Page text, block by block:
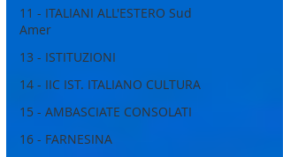
11 - ITALIANI ALL'ESTERO Sud
Amer
13 - ISTITUZIONI
14 - IIC IST. ITALIANO CULTURA
15 - AMBASCIATE CONSOLATI
16 - FARNESINA